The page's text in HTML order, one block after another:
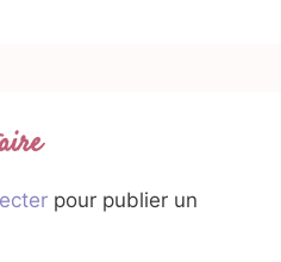
pour publier un